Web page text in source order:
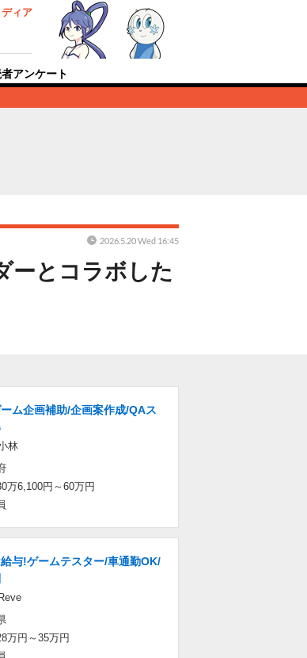
ィア
アンケート
ーとコラボした
2026.5.20 Wed 16:45
ム企画補助/企画案作成/QAス
林
万6,100円～60万円
与!ゲームテスター/車通勤OK/
万円～35万円